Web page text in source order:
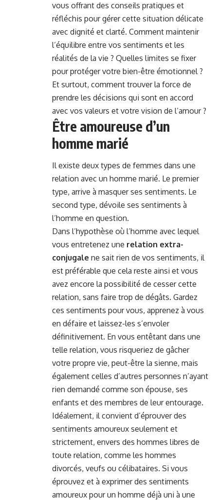
vous offrant des conseils pratiques et
réfléchis pour gérer cette situation délicate
avec dignité et clarté. Comment maintenir
l’équilibre entre vos sentiments et les
réalités de la vie ? Quelles limites se fixer
pour protéger votre bien-être émotionnel ?
Et surtout, comment trouver la force de
prendre les décisions qui sont en accord
avec vos valeurs et votre vision de l’amour ?
Être amoureuse d’un
homme marié
Il existe deux types de femmes dans une
relation avec un homme marié. Le premier
type, arrive à masquer ses sentiments. Le
second type, dévoile ses sentiments à
l’homme en question.
Dans l’hypothèse où l’homme avec lequel
vous entretenez une relation extra-
conjugale ne sait rien de vos sentiments, il
est préférable que cela reste ainsi et vous
avez encore la possibilité de cesser cette
relation, sans faire trop de dégâts. Gardez
ces sentiments pour vous, apprenez à vous
en défaire et laissez-les s’envoler
définitivement. En vous entêtant dans une
telle relation, vous risqueriez de gâcher
votre propre vie, peut-être la sienne, mais
également celles d’autres personnes n’ayant
rien demandé comme son épouse, ses
enfants et des membres de leur entourage.
Idéalement, il convient d’éprouver des
sentiments amoureux seulement et
strictement, envers des hommes libres de
toute relation, comme les hommes
divorcés, veufs ou célibataires. Si vous
éprouvez et à exprimer des sentiments
amoureux pour un homme déjà uni à une